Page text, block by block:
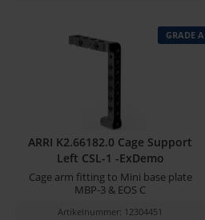
GRADE A
ARRI K2.66182.0 Cage Support
Left CSL-1 -ExDemo
Cage arm fitting to Mini base plate
MBP-3 & EOS C
Artikelnummer: 12304451